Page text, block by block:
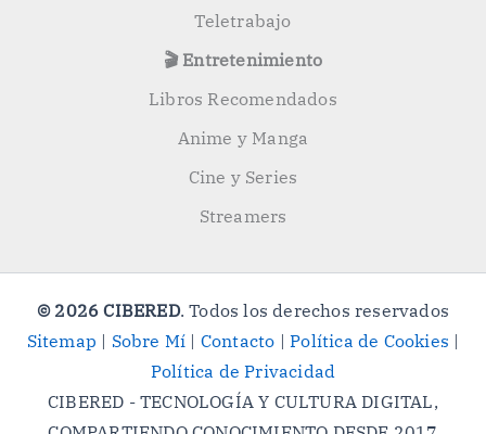
Teletrabajo
🎬 Entretenimiento
Libros Recomendados
Anime y Manga
Cine y Series
Streamers
© 2026 CIBERED. Todos los derechos reservados
Sitemap | Sobre Mí | Contacto |Política de Cookies |
Política de Privacidad
CIBERED - TECNOLOGÍA Y CULTURA DIGITAL,